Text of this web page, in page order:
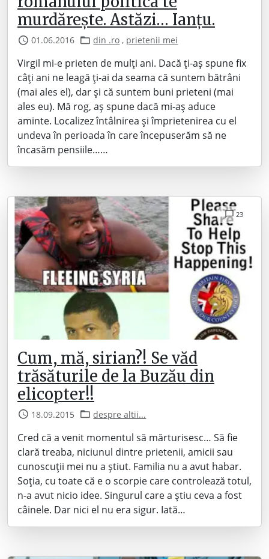
murdărește. Astăzi… Ianțu.
01.06.2016 din .ro , prietenii mei
Virgil mi-e prieten de mulți ani. Dacă ți-aș spune fix
câți ani ne leagă ți-ai da seama că suntem bătrâni
(mai ales el), dar și că suntem buni prieteni (mai
ales eu). Mă rog, aș spune dacă mi-aș aduce
aminte. Localizez întâlnirea și împrietenirea cu el
undeva în perioada în care începuserăm să ne
încasăm pensiile……
23
Cum, mă, sirian?! Se văd
trăsăturile de la Buzău din
elicopter!!
18.09.2015 despre altii...
Cred că a venit momentul să mărturisesc… Să fie
clară treaba, niciunul dintre prietenii, amicii sau
cunoscuții mei nu a știut. Familia nu a avut habar.
Soția, cu toate că e o scorpie care controlează totul,
n-a avut nicio idee. Singurul care a știu ceva a fost
câinele. Dar nici el nu era sigur. Iată…